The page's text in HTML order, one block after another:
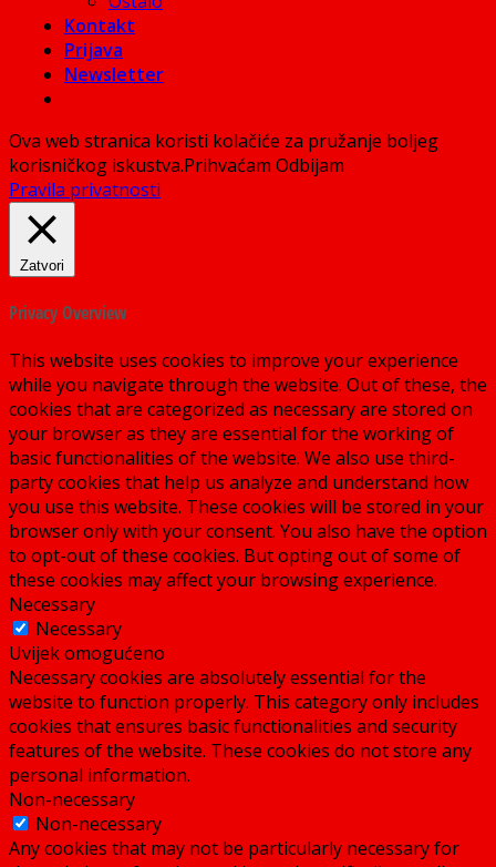
Kontakt
Prijava
Newsletter
Ova web stranica koristi kolačiće za pružanje boljeg
korisničkog iskustva.Prihvaćam Odbijam
Pravila privatnosti
Zatvori
Privacy Overview
This website uses cookies to improve your experience
while you navigate through the website. Out of these, the
cookies that are categorized as necessary are stored on
your browser as they are essential for the working of
basic functionalities of the website. We also use third-
party cookies that help us analyze and understand how
you use this website. These cookies will be stored in your
browser only with your consent. You also have the option
to opt-out of these cookies. But opting out of some of
these cookies may affect your browsing experience.
Necessary
Necessary
Uvijek omogućeno
Necessary cookies are absolutely essential for the
website to function properly. This category only includes
cookies that ensures basic functionalities and security
features of the website. These cookies do not store any
personal information.
Non-necessary
Non-necessary
Any cookies that may not be particularly necessary for